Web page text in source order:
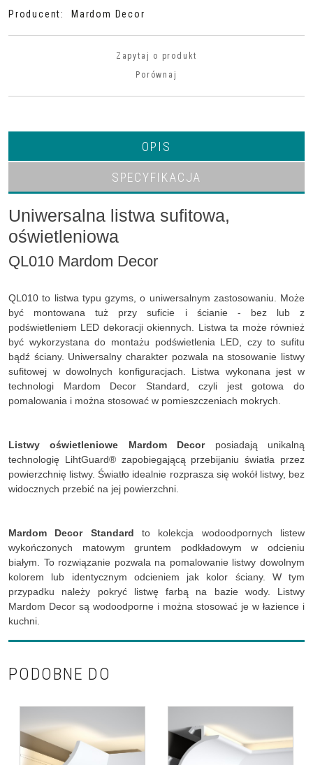
Producent: Mardom Decor
Zapytaj o produkt
Porównaj
OPIS
SPECYFIKACJA
Uniwersalna listwa sufitowa,
oświetleniowa
QL010 Mardom Decor
QL010 to listwa typu gzyms, o uniwersalnym zastosowaniu. Może
być montowana tuż przy suficie i ścianie - bez lub z
podświetleniem LED dekoracji okiennych. Listwa ta może również
być wykorzystana do montażu podświetlenia LED, czy to sufitu
bądź ściany. Uniwersalny charakter pozwala na stosowanie listwy
sufitowej w dowolnych konfiguracjach. Listwa wykonana jest w
technologi Mardom Decor Standard, czyli jest gotowa do
pomalowania i można stosować w pomieszczeniach mokrych.
Listwy oświetleniowe Mardom Decor posiadają unikalną
technologię LihtGuard® zapobiegającą przebijaniu światła przez
powierzchnię listwy. Światło idealnie rozprasza się wokół listwy, bez
widocznych przebić na jej powierzchni.
Mardom Decor Standard to kolekcja wodoodpornych listew
wykończonych matowym gruntem podkładowym w odcieniu
białym. To rozwiązanie pozwala na pomalowanie listwy dowolnym
kolorem lub identycznym odcieniem jak kolor ściany. W tym
przypadku należy pokryć listwę farbą na bazie wody. Listwy
Mardom Decor są wodoodporne i można stosować je w łazience i
kuchni.
PODOBNE DO